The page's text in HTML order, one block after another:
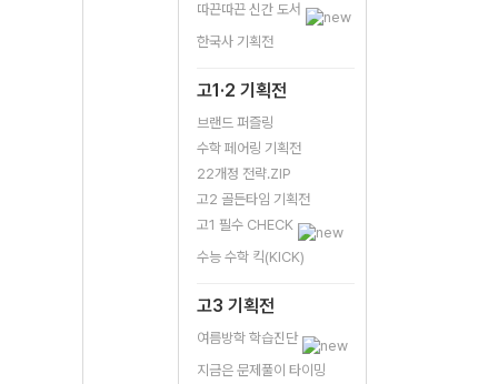
따끈따끈 신간 도서
한국사 기획전
고1·2 기획전
브랜드 퍼즐링
수학 페어링 기획전
22개정 전략.ZIP
고2 골든타임 기획전
고1 필수 CHECK
수능 수학 킥(KICK)
고3 기획전
여름방학 학습진단
지금은 문제풀이 타이밍